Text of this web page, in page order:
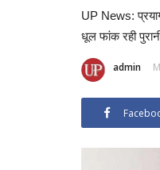
UP News:
धूल फांक रही
admin